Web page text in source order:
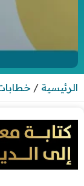
الرئيسية /